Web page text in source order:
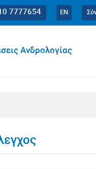
EN
7777654
Ανδρολογίας